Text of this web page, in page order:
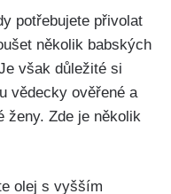
potřebujete přivolat
několik babských
však důležité si
vědecky ověřené a
ženy. ⁣Zde je několik
olej s vyšším